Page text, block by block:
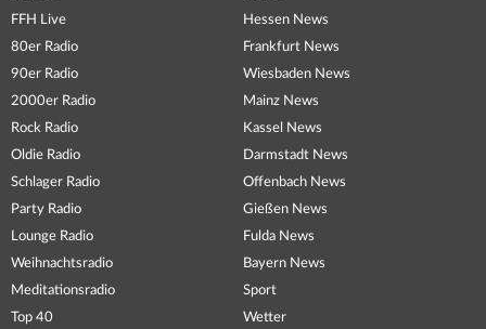
FFH Live
80er Radio
90er Radio
2000er Radio
Rock Radio
Oldie Radio
Schlager Radio
Party Radio
Lounge Radio
Weihnachtsradio
Meditationsradio
Top 40
Hessen News
Frankfurt News
Wiesbaden News
Mainz News
Kassel News
Darmstadt News
Offenbach News
Gießen News
Fulda News
Bayern News
Sport
Wetter